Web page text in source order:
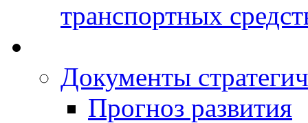
транспортных
Документы
Прогноз развития